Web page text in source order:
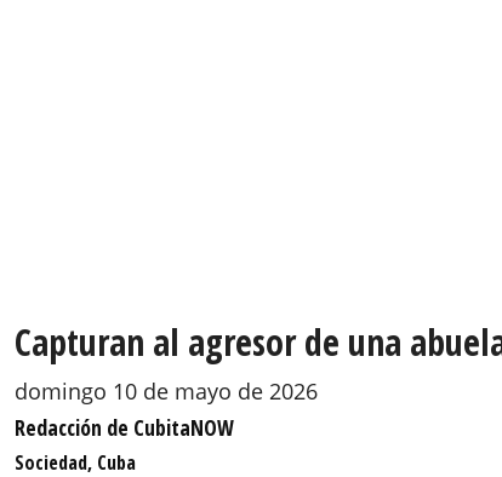
Capturan al agresor de una
domingo 10 de mayo de 2026
Redacción de CubitaNOW
Sociedad, Cuba